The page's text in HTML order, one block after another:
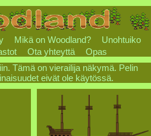
Mikä on Woodland?
Unohtuiko
Ota yhteyttä
Opas
Tämä on vierailija näkymä. Pelin
eivät ole käytössä.